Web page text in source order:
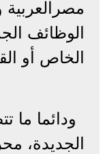
الوظائف
الخاص أو
ودائما ما
الجديدة،